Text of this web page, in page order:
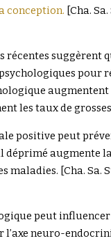
conception. [Cha.
récentes suggèrent
pour
augmentent
les taux de
positive peut
déprimé augmente
maladies. [Cha. Sa.
peut
l’axe neuro-